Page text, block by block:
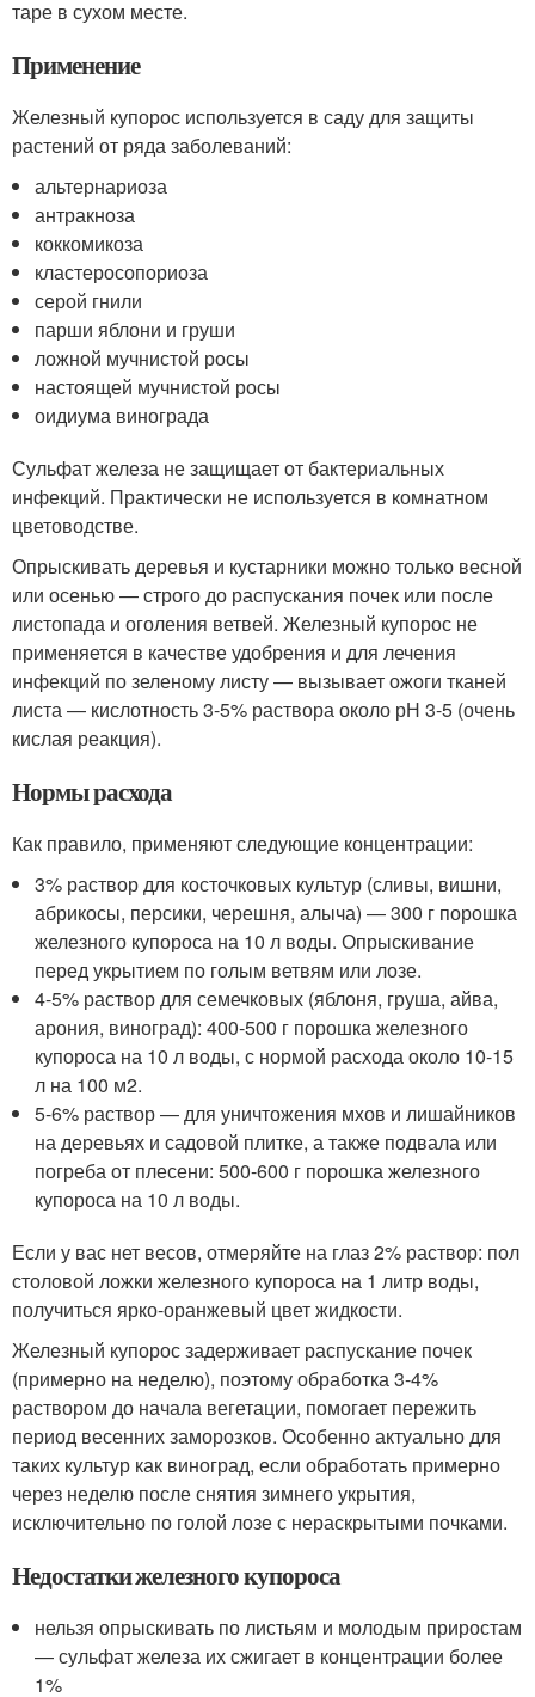
таре в сухом месте.
Применение
Железный купорос используется в саду для защиты
растений от ряда заболеваний:
альтернариоза
антракноза
коккомикоза
кластеросопориоза
серой гнили
парши яблони и груши
ложной мучнистой росы
настоящей мучнистой росы
оидиума винограда
Сульфат железа не защищает от бактериальных
инфекций. Практически не используется в комнатном
цветоводстве.
Опрыскивать деревья и кустарники можно только весной
или осенью — строго до распускания почек или после
листопада и оголения ветвей. Железный купорос не
применяется в качестве удобрения и для лечения
инфекций по зеленому листу — вызывает ожоги тканей
листа — кислотность 3-5% раствора около рН 3-5 (очень
кислая реакция).
Нормы расхода
Как правило, применяют следующие концентрации:
3% раствор для косточковых культур (сливы, вишни,
абрикосы, персики, черешня, алыча) — 300 г порошка
железного купороса на 10 л воды. Опрыскивание
перед укрытием по голым ветвям или лозе.
4-5% раствор для семечковых (яблоня, груша, айва,
арония, виноград): 400-500 г порошка железного
купороса на 10 л воды, с нормой расхода около 10-15
л на 100 м2.
5-6% раствор — для уничтожения мхов и лишайников
на деревьях и садовой плитке, а также подвала или
погреба от плесени: 500-600 г порошка железного
купороса на 10 л воды.
Если у вас нет весов, отмеряйте на глаз 2% раствор: пол
столовой ложки железного купороса на 1 литр воды,
получиться ярко-оранжевый цвет жидкости.
Железный купорос задерживает распускание почек
(примерно на неделю), поэтому обработка 3-4%
раствором до начала вегетации, помогает пережить
период весенних заморозков. Особенно актуально для
таких культур как виноград, если обработать примерно
через неделю после снятия зимнего укрытия,
исключительно по голой лозе с нераскрытыми почками.
Недостатки железного купороса
нельзя опрыскивать по листьям и молодым приростам
— сульфат железа их сжигает в концентрации более
1%